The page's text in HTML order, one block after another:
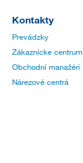
Kontakty
Prevádzky
Zákaznícke centrum
Obchodní manažéri
Nárezové centrá